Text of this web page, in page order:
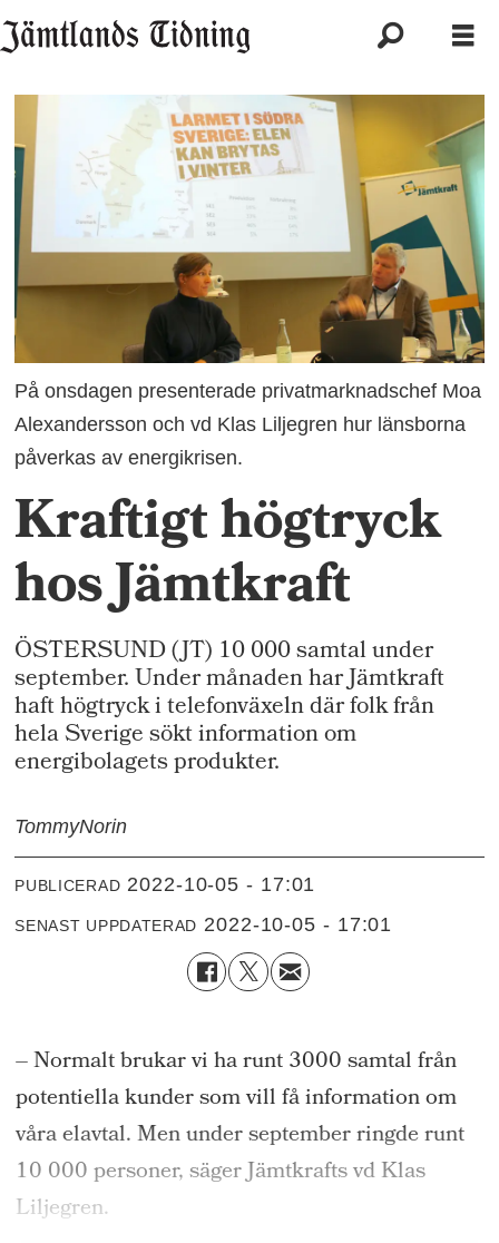
På onsdagen presenterade privatmarknadschef Moa
Alexandersson och vd Klas Liljegren hur länsborna
påverkas av energikrisen.
Kraftigt högtryck
hos Jämtkraft
ÖSTERSUND (JT) 10 000 samtal under
september. Under månaden har Jämtkraft
haft högtryck i telefonväxeln där folk från
hela Sverige sökt information om
energibolagets produkter.
TommyNorin
PUBLICERAD 2022-10-05 - 17:01
SENAST UPPDATERAD 2022-10-05 - 17:01
– Normalt brukar vi ha runt 3000 samtal från
potentiella kunder som vill få information om
våra elavtal. Men under september ringde runt
10 000 personer, säger Jämtkrafts vd Klas
Liljegren.